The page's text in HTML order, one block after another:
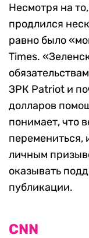
Несмотря на
продлился
равно было
Times.
ЗРК Patriot и
долларов
понимает, что
перемениться,
личным
оказывать
публикации.
CNN